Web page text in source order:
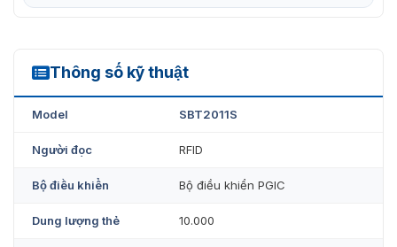
hãng tại VietnamSmart
nguyên chiếc từ ZKTeco và phân phối trên toàn quốc.
Đảm bảo chất lượng chính hãng với giá thành hợp lý.
Ngoài ra, Vietnamsmart còn cung cấp các dòngswing
barrier gate
hiện đại, mẫu mã đẹp. Mọi thắc mắc cần tư
chúng tôi hỗ trợ và báo giá sớm nhất!
Thông số kỹ thuật
SBT2011S
Model SBT2011S
Người đọc RFID
Bộ điều khiển Bộ điều khiển PGIC
Dung lượng thẻ 10.000